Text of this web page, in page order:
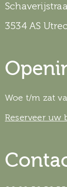
3534 AS
Woe t/m zat
Reserveer uw